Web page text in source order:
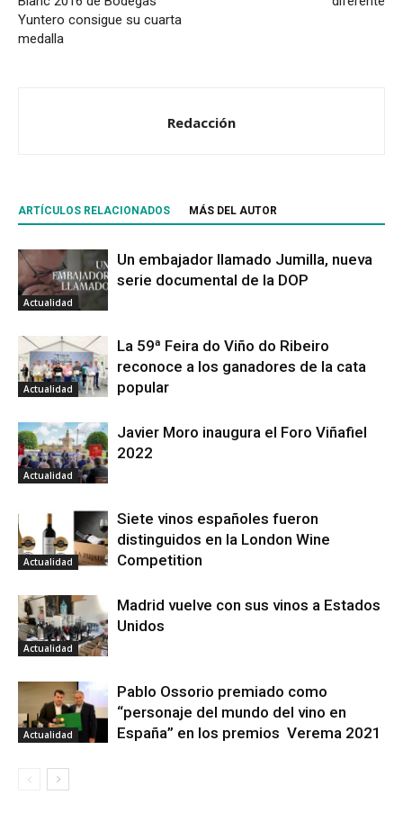
Yuntero consigue su cuarta
medalla
Redacción
ARTÍCULOS RELACIONADOS MÁS DEL AUTOR
Actualidad
Un embajador llamado Jumilla, nueva
serie documental de la DOP
Actualidad
La 59ª Feira do Viño do Ribeiro
reconoce a los ganadores de la cata
popular
Actualidad
Javier Moro inaugura el Foro Viñafiel
2022
Actualidad
Siete vinos españoles fueron
distinguidos en la London Wine
Competition
Actualidad
Madrid vuelve con sus vinos a Estados
Unidos
Actualidad
Pablo Ossorio premiado como
“personaje del mundo del vino en
España” en los premios Verema 2021